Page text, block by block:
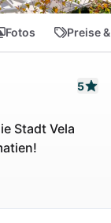
Fotos Preise
5
Stadt Vela